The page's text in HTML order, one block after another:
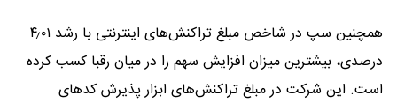
همچنین سپ در شاخص مبلغ تراکنش‌های اینترنتی با رشد ۴٫۰۱
درصدی، بیشترین میزان افزایش سهم را در میان رقبا کسب کرده
است. این شرکت در مبلغ تراکنش‌های ابزار پذیرش کدهای